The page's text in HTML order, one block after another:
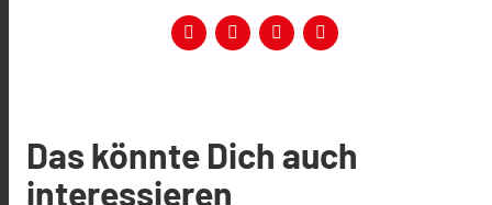
Das könnte Dich auch
interessieren